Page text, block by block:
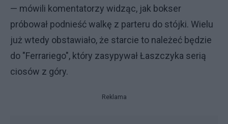
— mówili komentatorzy widząc, jak bokser
próbował podnieść walkę z parteru do stójki. Wielu
już wtedy obstawiało, że starcie to należeć będzie
do "Ferrariego", który zasypywał Łaszczyka serią
ciosów z góry.
Reklama